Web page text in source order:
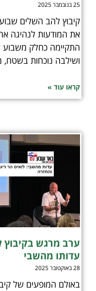
25 בנובמבר 2025
קיבוץ להב השלים
את המודעות לנהיגה
התקיימה כחלק משבוע
ושילבה נוכחות בשטח,
קראו עוד »
ערב מרגש
עדותו מהשבי
28 באוקטובר 2025
באולם המופעים של